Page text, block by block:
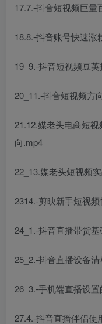
17.7.-抖音短视频巨量
18.8.-抖音账号快速涨
19_9.-抖音短视频豆
20_11.-抖音短视频方
21.12.媒老头电商短
向.mp4
22_13.媒老头短视频
2314.-剪映新手短视
24_1.-抖音直播带货
25_2.-抖音直播设备
26_3.-手机端直播设
27.4.-抖音直播伴侣使